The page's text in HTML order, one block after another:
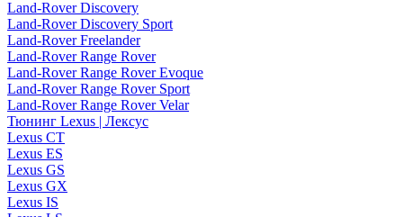
Land-Rover Discovery
Land-Rover Discovery Sport
Land-Rover Freelander
Land-Rover Range Rover
Land-Rover Range Rover Evoque
Land-Rover Range Rover Sport
Land-Rover Range Rover Velar
Тюнинг Lexus | Лексус
Lexus CT
Lexus ES
Lexus GS
Lexus GX
Lexus IS